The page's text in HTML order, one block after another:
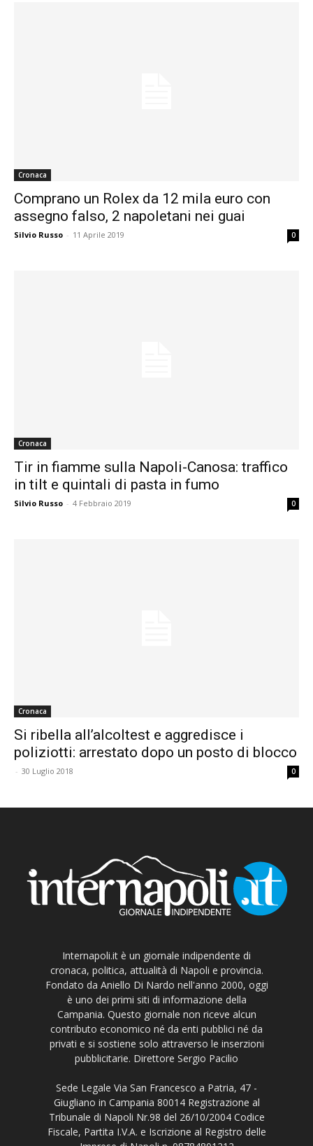
Cronaca
Comprano un Rolex da 12 mila euro con
assegno falso, 2 napoletani nei guai
Silvio Russo - 11 Aprile 2019 0
Cronaca
Tir in fiamme sulla Napoli-Canosa: traffico
in tilt e quintali di pasta in fumo
Silvio Russo - 4 Febbraio 2019 0
Cronaca
Si ribella all’alcoltest e aggredisce i
poliziotti: arrestato dopo un posto di blocco
- 30 Luglio 2018 0
Internapoli.it è un giornale indipendente di
cronaca, politica, attualità di Napoli e provincia.
Fondato da Aniello Di Nardo nell'anno 2000, oggi
è uno dei primi siti di informazione della
Campania. Questo giornale non riceve alcun
contributo economico né da enti pubblici né da
privati e si sostiene solo attraverso le inserzioni
pubblicitarie. Direttore Sergio Pacilio
Sede Legale Via San Francesco a Patria, 47 -
Giugliano in Campania 80014 Registrazione al
Tribunale di Napoli Nr.98 del 26/10/2004 Codice
Fiscale, Partita I.V.A. e Iscrizione al Registro delle